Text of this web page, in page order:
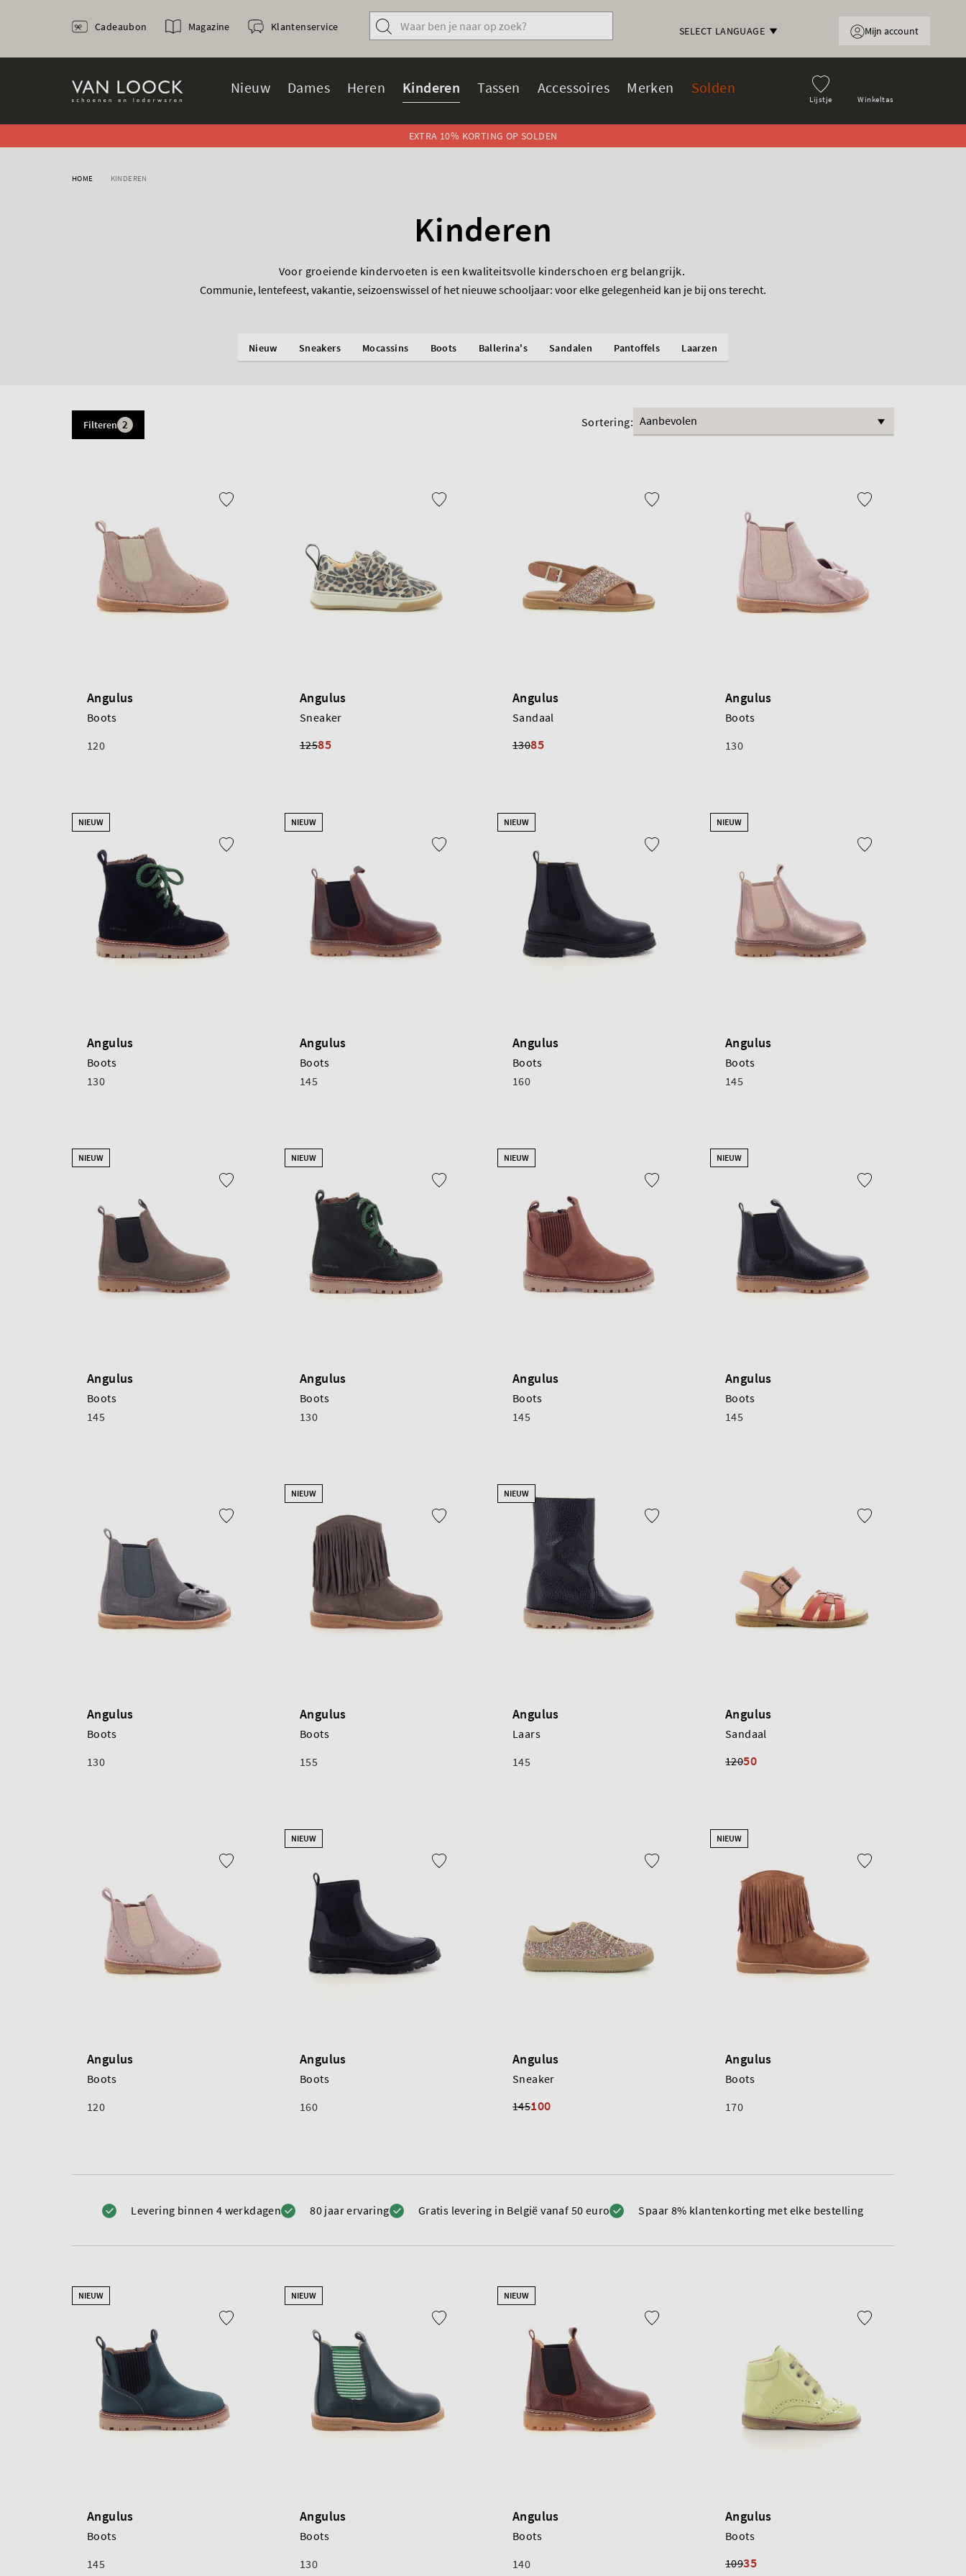
SELECT LANGUAGE
Lijstje Winkeltas
Nieuw Dames Heren Kinderen Tassen Accessoires Merken Solden
Cadeaubon Magazine Klantenservice Mijn account
EXTRA 10% KORTING OP SOLDEN
HOME KINDEREN
Kinderen
Voor groeiende kindervoeten is een kwaliteitsvolle kinderschoen erg belangrijk.
Communie, lentefeest, vakantie, seizoenswissel of het nieuwe schooljaar: voor elke gelegenheid kan je bij ons terecht.
Nieuw Sneakers Mocassins Boots Ballerina's Sandalen Pantoffels Laarzen
Filteren 2 Sortering:
Angulus
Boots
120
Angulus
Sneaker
12585
Angulus
Sandaal
13085
Angulus
Boots
130
NIEUW
Angulus
Boots
130
NIEUW
Angulus
Boots
145
NIEUW
Angulus
Boots
160
NIEUW
Angulus
Boots
145
NIEUW
Angulus
Boots
145
NIEUW
Angulus
Boots
130
NIEUW
Angulus
Boots
145
NIEUW
Angulus
Boots
145
Angulus
Boots
130
NIEUW
Angulus
Boots
155
NIEUW
Angulus
Laars
145
Angulus
Sandaal
12050
Angulus
Boots
120
NIEUW
Angulus
Boots
160
Angulus
Sneaker
145100
NIEUW
Angulus
Boots
170
NIEUW
Angulus
Boots
145
NIEUW
Angulus
Boots
130
NIEUW
Angulus
Boots
140
Angulus
Boots
10935
Levering binnen 4 werkdagen 80 jaar ervaring Gratis levering in België vanaf 50 euro Spaar 8% klantenkorting met elke bestelling